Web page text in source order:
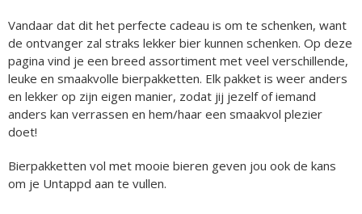
Vandaar dat dit het perfecte cadeau is om te schenken, want
de ontvanger zal straks lekker bier kunnen schenken. Op deze
pagina vind je een breed assortiment met veel verschillende,
leuke en smaakvolle bierpakketten. Elk pakket is weer anders
en lekker op zijn eigen manier, zodat jij jezelf of iemand
anders kan verrassen en hem/haar een smaakvol plezier
doet!
Bierpakketten vol met mooie bieren geven jou ook de kans
om je Untappd aan te vullen.